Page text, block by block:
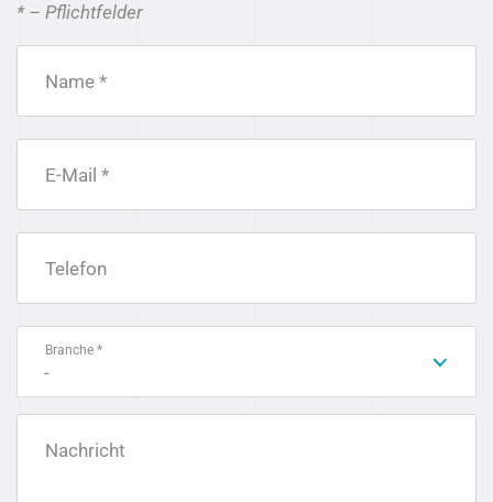
* – Pflichtfelder
Name *
E-Mail *
Telefon
Branche *
-
Nachricht